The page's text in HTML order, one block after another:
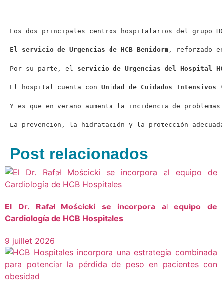
Los dos principales centros hospitalarios del grupo
El servicio de Urgencias de HCB Benidorm , reforzado
Por su parte, el servicio de Urgencias del Hospital
El hospital cuenta con Unidad de Cuidados Intensivos
Y es que en verano aumenta la incidencia de
La prevención, la hidratación y la protección
Post relacionados
El Dr. Rafał Mościcki se incorpora al equipo de
Cardiología de HCB Hospitales
9 juillet 2026